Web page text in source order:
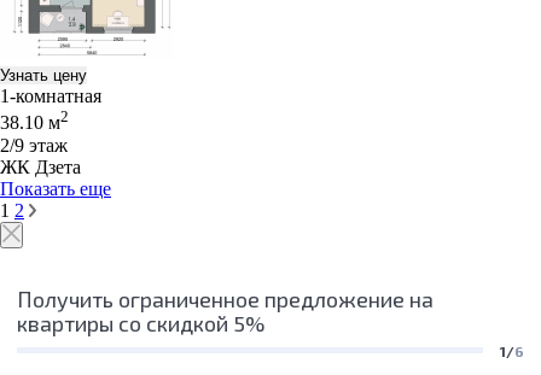
Узнать цену
1-комнатная
38.10 м2
2/9 этаж
ЖК Дзета
Показать еще
1 2
Получить ограниченное предложение на
квартиры со скидкой 5%
1/6